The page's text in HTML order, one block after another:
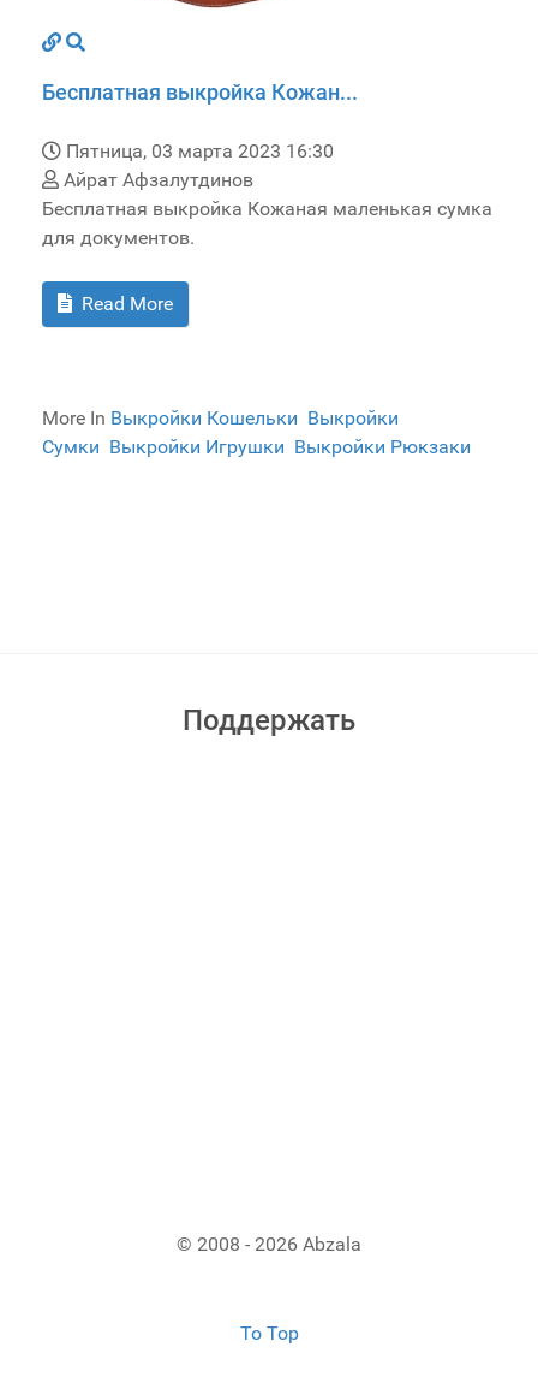
Бесплатная выкройка Кожан...
Пятница, 03 марта 2023 16:30
Айрат Афзалутдинов
Бесплатная выкройка Кожаная маленькая сумка
для документов.
Read More
More In Выкройки Кошельки Выкройки
Сумки Выкройки Игрушки Выкройки Рюкзаки
Поддержать
© 2008 - 2026 Abzala
To Top